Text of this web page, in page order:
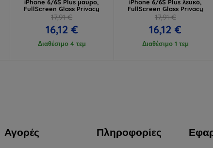
iPhone 6/6S Plus μαύρο,
FullScreen Glass Privacy
17,91 €
16,12 €
Διαθέσιμο 4 τεμ
iPhone 6/6S Plus λευκό,
FullScreen Glass Privacy
17,91 €
16,12 €
Διαθέσιμο 1 τεμ
Αγορές Πληροφορίες